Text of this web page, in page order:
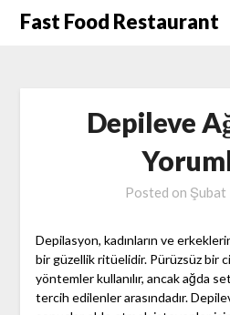
SkipFast Food Restaurant
Depileve
Posted on Şubat
Depilasyon, kadınların ve
bir güzellik ritüelidir. Pürüzsüz bir
yöntemler kullanılır, ancak ağda
tercih edilenler arasındadır.